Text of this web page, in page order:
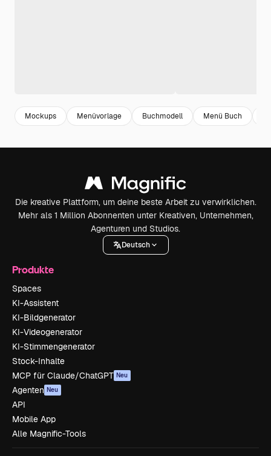
Mockups Menüvorlage Buchmodell Menü Buch
Die kreative Plattform, um deine beste Arbeit zu verwirklichen.
Mehr als 1 Million Abonnenten unter Kreativen, Unternehmen,
Agenturen und Studios.
Deutsch
Produkte
Spaces
KI-Assistent
KI-Bildgenerator
KI-Videogenerator
KI-Stimmengenerator
Stock-Inhalte
MCP für Claude/ChatGPT Neu
Agenten Neu
API
Mobile App
Alle Magnific-Tools